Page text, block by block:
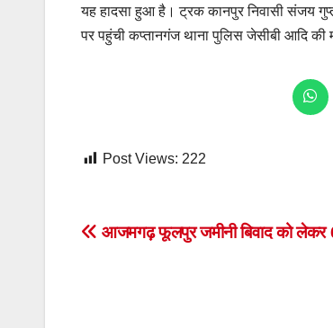
यह हादसा हुआ है। ट्रक कानपुर निवासी संजय
पर पहुंची कप्तानगंज थाना पुलिस जेसीबी आदि
Post Views: 222
Post
आजमगढ़ फूलपुर जमीनी बिवाद को लेकर